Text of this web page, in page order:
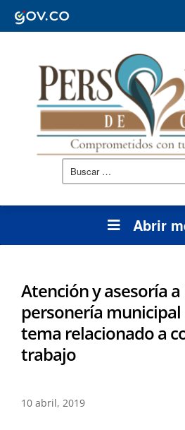
Buscar:
Abrir
Atención y asesoría
personería municipal
tema relacionado a
trabajo
10 abril, 2019